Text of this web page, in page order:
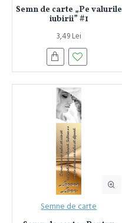
Semn de carte „Pe valurile
iubirii” #1
3,49 Lei
Semne de carte